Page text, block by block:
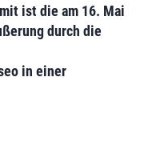
ist die am 16. Mai
durch die
in einer